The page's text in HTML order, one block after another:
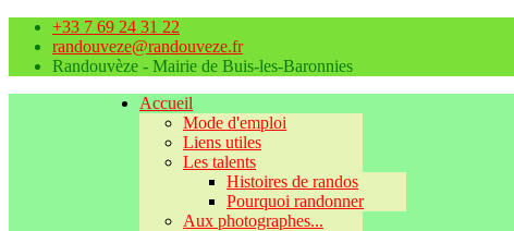
+33 7 69 24 31 22
randouveze@randouveze.fr
Randouvèze - Mairie de Buis-les-Baronnies
Accueil
Mode d'emploi
Liens utiles
Les talents
Histoires de randos
Pourquoi randonner
Aux photographes...